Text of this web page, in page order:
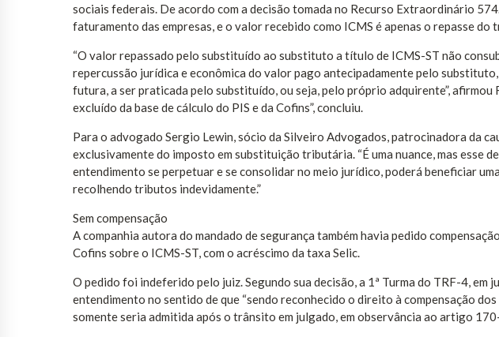
sociais federais. De acordo com a decisão tomada no Recurso Extraordinário
faturamento das empresas, e o valor recebido como ICMS é apenas o repasse
“O valor repassado pelo substituído ao substituto a título de ICMS-ST não
repercussão jurídica e econômica do valor pago antecipadamente pelo
futura, a ser praticada pelo substituído, ou seja, pelo próprio adquirente”,
excluído da base de cálculo do PIS e da Cofins”, concluiu.
Para o advogado Sergio Lewin, sócio da Silveiro Advogados, patrocinadora da
exclusivamente do imposto em substituição tributária. “É uma nuance, mas esse
entendimento se perpetuar e se consolidar no meio jurídico, poderá beneficiar
recolhendo tributos indevidamente.”
Sem compensação
A companhia autora do mandado de segurança também havia pedido
Cofins sobre o ICMS-ST, com o acréscimo da taxa Selic.
O pedido foi indeferido pelo juiz. Segundo sua decisão, a 1ª Turma do TRF-4, em
entendimento no sentido de que “sendo reconhecido o direito à compensação
somente seria admitida após o trânsito em julgado, em observância ao artigo